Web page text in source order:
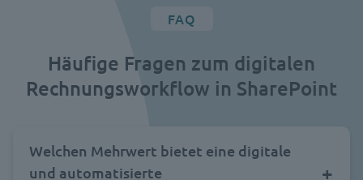
FAQ
Häufige Fragen zum digitalen
Rechnungsworkflow in SharePoint
Welchen Mehrwert bietet eine digitale
und automatisierte